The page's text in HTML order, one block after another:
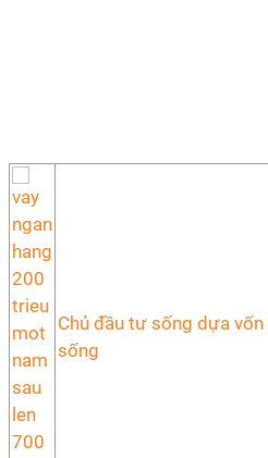
Chủ đầu tư sống dựa vốn
sống